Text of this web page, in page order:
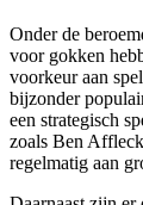
Onder de
voor gokken
voorkeur aan
bijzonder
een strategisch
zoals Ben
regelmatig aan